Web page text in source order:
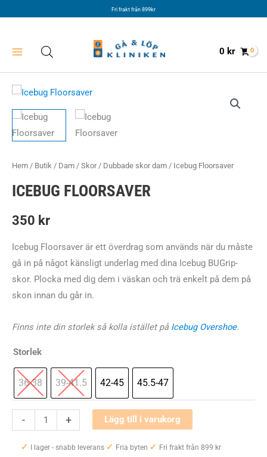
Fri frakt från 899kr
0 kr
Hem / Butik / Dam / Skor/ Dubbade skor dam / Icebug Floorsaver
ICEBUG FLOORSAVER
350 kr
Icebug Floorsaver är ett överdrag som används när du måste
gå in på något känsligt underlag med dina Icebug BUGrip-
skor. Plocka med dig dem i väskan och trä enkelt på dem på
skon innan du går in.
Finns inte din storlek så kolla istället på Icebug Overshoe.
Storlek
36-38 39-41.5 42-45 45.5-47
-
Floorsaver
mängd
+ Lägg till i varukorg
✓ I lager - snabb leverans ✓ Fria byten ✓ Fri frakt från 899 kr